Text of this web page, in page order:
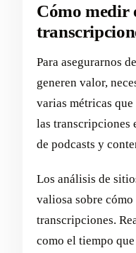
Cómo medir
Para asegurarnos
generen valor,
varias métricas
las transcripciones
de podcasts y
Los análisis de
valiosa sobre
transcripciones.
como el tiempo